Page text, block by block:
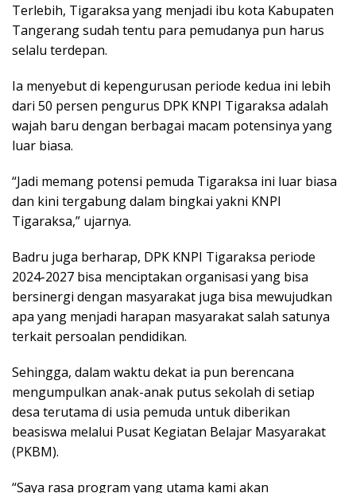
Terlebih, Tigaraksa yang menjadi ibu kota Kabupaten
Tangerang sudah tentu para pemudanya pun harus
selalu terdepan.
Ia menyebut di kepengurusan periode kedua ini lebih
dari 50 persen pengurus DPK KNPI Tigaraksa adalah
wajah baru dengan berbagai macam potensinya yang
luar biasa.
“Jadi memang potensi pemuda Tigaraksa ini luar biasa
dan kini tergabung dalam bingkai yakni KNPI
Tigaraksa,” ujarnya.
Badru juga berharap, DPK KNPI Tigaraksa periode
2024-2027 bisa menciptakan organisasi yang bisa
bersinergi dengan masyarakat juga bisa mewujudkan
apa yang menjadi harapan masyarakat salah satunya
terkait persoalan pendidikan.
Sehingga, dalam waktu dekat ia pun berencana
mengumpulkan anak-anak putus sekolah di setiap
desa terutama di usia pemuda untuk diberikan
beasiswa melalui Pusat Kegiatan Belajar Masyarakat
(PKBM).
“Saya rasa program yang utama kami akan